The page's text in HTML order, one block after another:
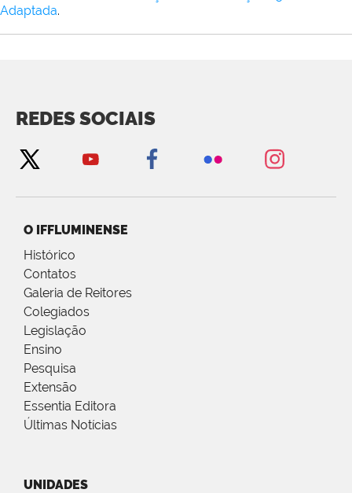
Adaptada.
REDES SOCIAIS
O IFFLUMINENSE
Histórico
Contatos
Galeria de Reitores
Colegiados
Legislação
Ensino
Pesquisa
Extensão
Essentia Editora
Últimas Notícias
UNIDADES